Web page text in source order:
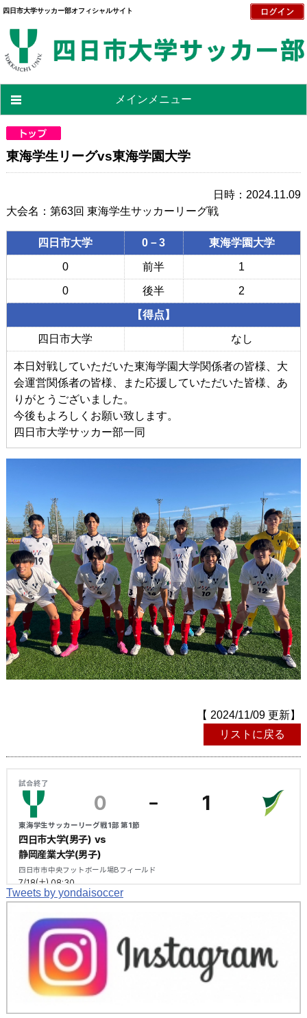
四日市大学サッカー部オフィシャルサイト
メインメニュー
東海学生リーグvs東海学園大学
日時：2024.11.09
大会名：第63回 東海学生サッカーリーグ戦
四日市大学 0－3 東海学園大学
0 前半 1
0 後半 2
【得点】
四日市大学 なし
本日対戦していただいた東海学園大学関係者の皆様、大
会運営関係者の皆様、また応援していただいた皆様、あ
りがとうございました。
今後もよろしくお願い致します。
四日市大学サッカー部一同
【 2024/11/09 更新】
リストに戻る
Tweets by yondaisoccer